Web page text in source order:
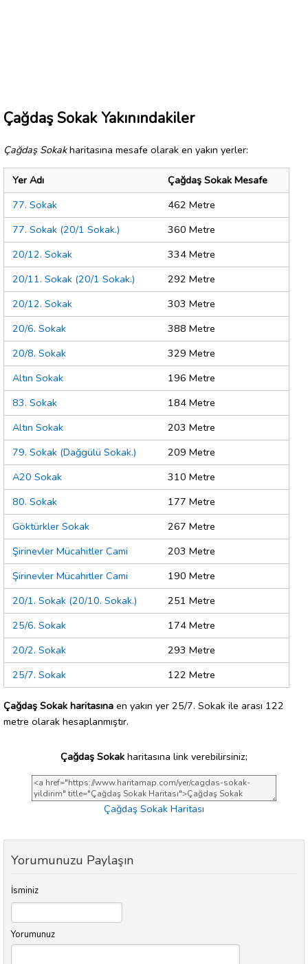
Çağdaş Sokak Yakınındakiler
Çağdaş Sokakharitasına mesafe olarak en yakın yerler:
Yer Adı
Çağdaş Sokak Mesafe
77. Sokak
462 Metre
77. Sokak (20/1 Sokak.)
360 Metre
20/12. Sokak
334 Metre
20/11. Sokak (20/1 Sokak.)
292 Metre
20/12. Sokak
303 Metre
20/6. Sokak
388 Metre
20/8. Sokak
329 Metre
Altın Sokak
196 Metre
83. Sokak
184 Metre
Altın Sokak
203 Metre
79. Sokak (Dağgülü Sokak.)
209 Metre
A20 Sokak
310 Metre
80. Sokak
177 Metre
Göktürkler Sokak
267 Metre
Şirinevler Mücahitler Cami
203 Metre
Şirinevler Mücahitler Cami
190 Metre
20/1. Sokak (20/10. Sokak.)
251 Metre
25/6. Sokak
174 Metre
20/2. Sokak
293 Metre
25/7. Sokak
122 Metre
Çağdaş Sokak haritasına en yakın yer 25/7. Sokak ile arası 122
metre olarak hesaplanmıştır.
Çağdaş Sokak haritasına link verebilirsiniz;
Çağdaş Sokak Haritası
Yorumunuzu Paylaşın
İsminiz
Yorumunuz